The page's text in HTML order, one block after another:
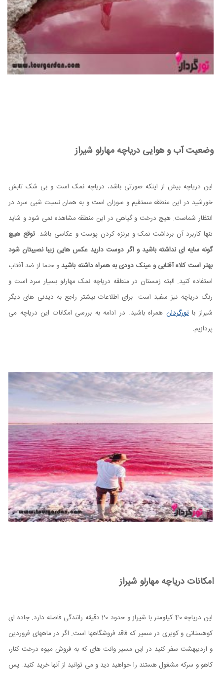
وضعیت آب و هوایی دریاچه مهارلو شیراز
این دریاچه بیش از اینکه صورتی باشد، دریاچه نمک است و بی شک تابش
خورشید در این منطقه مستقیم و سوزان است و به همان نسبت شبی سرد در
انتظار شماست. هیچ درخت و گیاهی در این منطقه مشاهده نمی شود و شاید
تنها کاربرد آن برداشت نمک و برنزه کردن پوست و عکاسی باشد.توقع هیچ
گونه سایه ای نداشته باشید و اگر دوست دارید عکس هایی زیبا نصیبتان شود
بهتر است کلاه آفتابی و عینک دودی به همراه داشته باشید و حتما از ضد آفتاب
استفاده کنید. البته زمستان در منطقه دریاچه نمک مهارلو بسیار سرد است و
رنگ دریاچه نیز سفید است. برای اطلاعات بیشتر راجع به دیدنی های دیگر
شیراز باتورگردان همراه باشید. در ادامه به بررسی امکانات این دریاچه می
پردازیم.
امکانات دریاچه مهارلو شیراز
این دریاچه 40 کیلومتر با شیراز و حدود 20 دقیقه رانندگی فاصله دارد. جاده ای
کوهستانی و کویری در مسیر که فاقد فروشگاهها است. اگر در ماههای فروردین
و اردیبهشت سفر کنید در این مسیر وانت های که به فروش میوه درخت کنار،
کاهو و سرکه مشغول هستند را خواهید دید و می توانید از آنها خرید کنید. پس